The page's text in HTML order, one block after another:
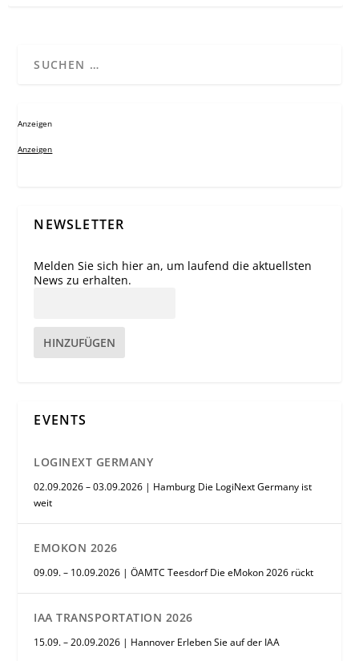
Anzeigen
Anzeigen
NEWSLETTER
Melden Sie sich hier an, um laufend die aktuellsten
News zu erhalten.
HINZUFÜGEN
EVENTS
LOGINEXT GERMANY
02.09.2026 – 03.09.2026 | Hamburg Die LogiNext Germany ist
weit
EMOKON 2026
09.09. – 10.09.2026 | ÖAMTC Teesdorf Die eMokon 2026 rückt
IAA TRANSPORTATION 2026
15.09. – 20.09.2026 | Hannover Erleben Sie auf der IAA